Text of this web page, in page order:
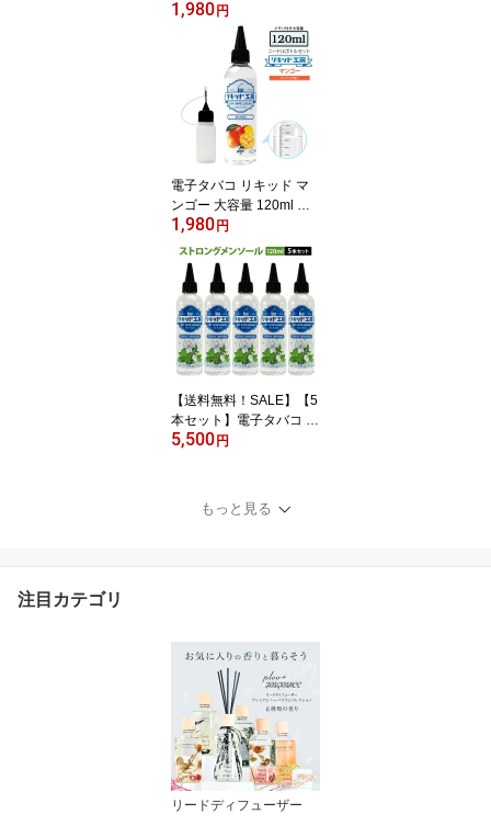
ml 天然素材 強い刺激 コ
スパ抜群 大容量 メモリ
付きボトル 混ぜて使える
ニードルボトル 10ml 付
き ギフト ラッピング 対
応
1,980円
電子タバコ リキッド マ
ンゴー 大容量 120ml 天
然素材 強い香り コスパ
抜群 メモリ付きボトル
混ぜて使える ニードルボ
トル 10ml 付き ベースリ
キッド ギフト ラッピン
グ 対応
1,980円
【送料無料！SALE】【5
本セット】電子タバコ ベ
イプ リキッド 大容量 ス
抜群 120ml 日本ハッカ使
用 便利な目盛付きボトル
5,500円
もっと見る
注目カテゴリ
リードディフューザー